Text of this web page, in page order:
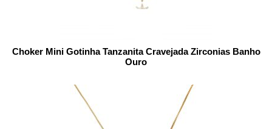
Choker Mini Gotinha Tanzanita Cravejada Zirconias Banho
Ouro